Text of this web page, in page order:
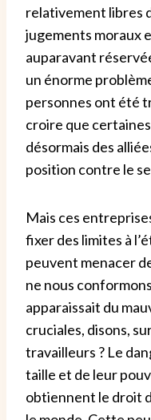
relativement libres
jugements moraux
auparavant
un énorme
personnes ont été
croire que
désormais des
position contre le
Mais ces
fixer des limites à
peuvent menacer
ne nous
apparaissait du
cruciales, disons,
travailleurs ? Le
taille et de leur
obtiennent le droit